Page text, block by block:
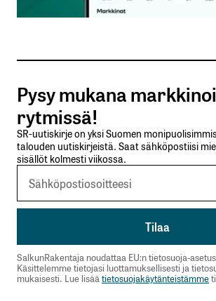
Sähköpostiosoitteesi
Tilaa SalkunRakentajan uutiskirje
Lähetä kommentti
Pysy mukana
rytmissä!
SR-uutiskirje on yksi Suomen
talouden uutiskirjeistä. Saat sähköpostiisi
sisällöt kolmesti viikossa.
SalkunRakentaja noudattaa EU:n tietosuoja-
Käsittelemme tietojasi luottamuksellisesti ja
mukaisesti. Lue lisää tietosuojakäytänteistämme